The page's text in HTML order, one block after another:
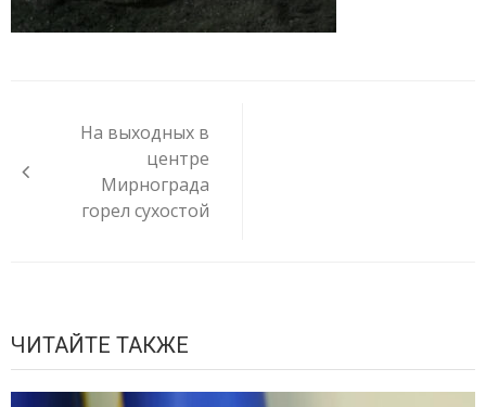
На выходных в
центре
Мирнограда
горел сухостой
ЧИТАЙТЕ ТАКЖЕ